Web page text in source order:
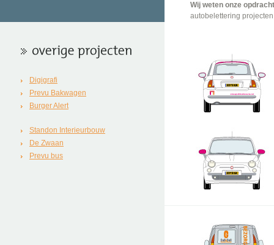
Digigrafi
Prevu Bakwagen
Burger Alert
Standon Interieurbouw
De Zwaan
Prevu bus
Wij weten onze
autobelettering